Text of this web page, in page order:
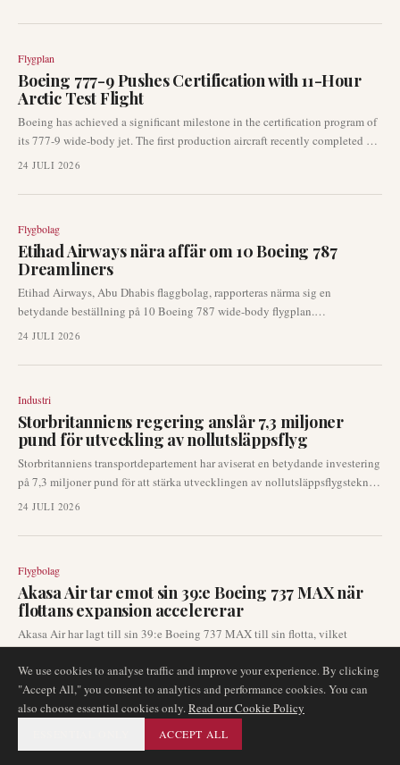
widebody-flygplan.
Flygplan
Boeing 777-9 Pushes Certification with 11-Hour
Arctic Test Flight
Boeing has achieved a significant milestone in the certification program of
its 777-9 wide-body jet. The first production aircraft recently completed an
extensive 11-hour test flight, venturing as far north as 85°N latitude. This
anticipated 777X program.
24 JULI 2026
Flygbolag
Etihad Airways nära affär om 10 Boeing 787
Dreamliners
Etihad Airways, Abu Dhabis flaggbolag, rapporteras närma sig en
betydande beställning på 10 Boeing 787 wide-body flygplan.
Industrikällor som citeras av Reuters antyder att ett officiellt
Farnborough Airshow. Detta potentiella förvärv signalerar ett fortsatt fokus
24 JULI 2026
Industri
Storbritanniens regering anslår 7,3 miljoner
pund för utveckling av nollutsläppsflyg
Storbritanniens transportdepartement har aviserat en betydande investering
på 7,3 miljoner pund för att stärka utvecklingen av nollutsläppsflygsteknik.
Denna finansiering, som fördelas mellan åtta innovativa brittiska företag,
vätgasdrivna flygplan över hela Storbritannien.
24 JULI 2026
Flygbolag
Akasa Air tar emot sin 39:e Boeing 737 MAX när
flottans expansion accelererar
Akasa Air har lagt till sin 39:e Boeing 737 MAX till sin flotta, vilket
understryker den indiska lågprisflygbolagets fortsatta expansion. Det nya
flygplanet, registrerat VT-YBP, genomförde sin leveransflygning från Seattle
till Bengaluru. Denna utveckling signalerar en fortsatt kapacitetstillväxt på
Indiens inhemska flygmarknad och en ihållande efterfrågan på leveranser
24 JULI 2026
We use cookies to analyse traffic and improve your experience. By clicking
"Accept All," you consent to analytics and performance cookies. You can
also choose essential cookies only.Read our Cookie Policy
ACCEPT ALL